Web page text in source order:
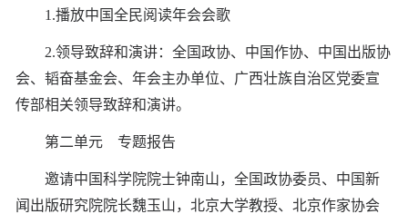
1.播放中国全民阅读年会会歌
2.领导致辞和演讲：全国政协、中国作协、中国出版协
会、韬奋基金会、年会主办单位、广西壮族自治区党委宣
传部相关领导致辞和演讲。
第二单元 专题报告
邀请中国科学院院士钟南山，全国政协委员、中国新
闻出版研究院院长魏玉山，北京大学教授、北京作家协会